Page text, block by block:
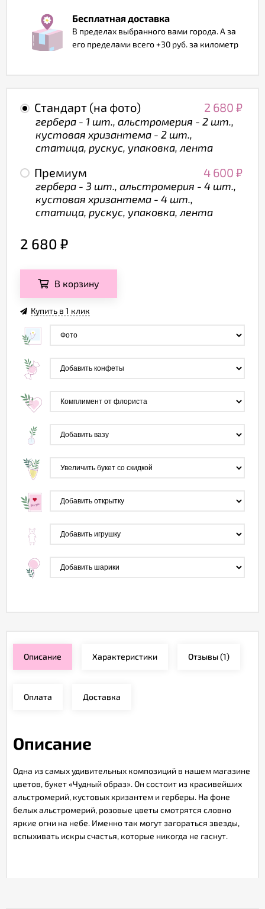
Бесплатная доставка
В пределах выбранного вами города. А за
его пределами всего +30 руб. за километр
Стандарт (на фото) 2 680 ₽
гербера - 1 шт., альстромерия - 2 шт.,
кустовая хризантема - 2 шт.,
статица, рускус, упаковка, лента
Премиум 4 600 ₽
гербера - 3 шт., альстромерия - 4 шт.,
кустовая хризантема - 4 шт.,
статица, рускус, упаковка, лента
2 680 ₽
В корзину
Купить в 1 клик
Описание Характеристики Отзывы(1)
Оплата Доставка
Описание
Одна из самых удивительных композиций в нашем магазине
цветов, букет «Чудный образ». Он состоит из красивейших
альстромерий, кустовых хризантем и герберы. На фоне
белых альстромерий, розовые цветы смотрятся словно
яркие огни на небе. Именно так могут загораться звезды,
вспыхивать искры счастья, которые никогда не гаснут.